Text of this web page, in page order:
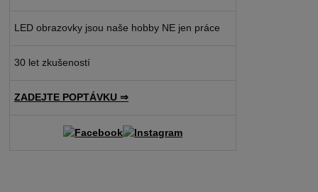
LED obrazovky jsou naše hobby NE jen práce
30 let zkušeností
ZADEJTE POPTÁVKU ⇒